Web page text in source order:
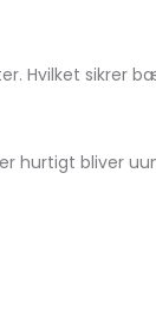
Hvilket
hurtigt bliver